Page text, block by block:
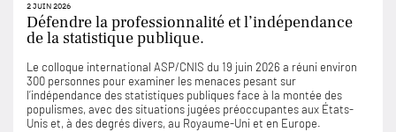
2 JUIN 2026
Défendre la professionnalité et l’indépendance
de la statistique publique.
Le colloque international ASP/CNIS du 19 juin 2026 a réuni environ
300 personnes pour examiner les menaces pesant sur
l’indépendance des statistiques publiques face à la montée des
populismes, avec des situations jugées préoccupantes aux États-
Unis et, à des degrés divers, au Royaume-Uni et en Europe.